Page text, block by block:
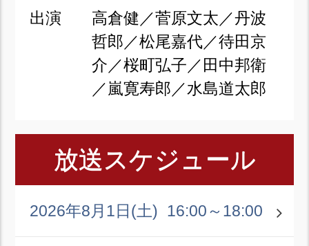
出演
高倉健／菅原文太／丹波
哲郎／松尾嘉代／待田京
介／桜町弘子／田中邦衛
／嵐寛寿郎／水島道太郎
放送スケジュール
2026年8月1日(土) 16:00～18:00